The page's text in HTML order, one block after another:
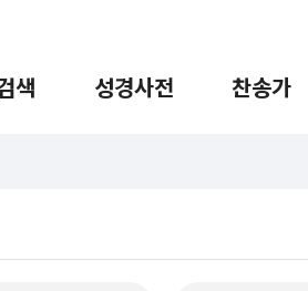
색 성경사전 찬송가